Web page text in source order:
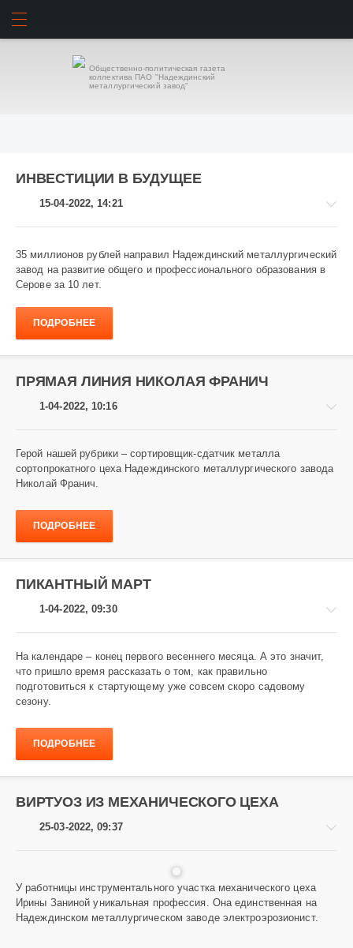
Общественно-политическая газета
коллектива ПАО "Надеждинский
металлургический завод"
ИНВЕСТИЦИИ В БУДУЩЕЕ
15-04-2022, 14:21
Завод
и
заводчане
875
35 миллионов рублей направил Надеждинский металлургический
завод на развитие общего и профессионального образования в
Серове за 10 лет.
ПОДРОБНЕЕ
ПРЯМАЯ ЛИНИЯ НИКОЛАЯ ФРАНИЧ
1-04-2022, 10:16
Завод
и
заводчане
787
Герой нашей рубрики – сортировщик-сдатчик металла
сортопрокатного цеха Надеждинского металлургического завода
Николай Франич.
ПОДРОБНЕЕ
ПИКАНТНЫЙ МАРТ
1-04-2022, 09:30
и
заводчане
2
364
На календаре – конец первого весеннего месяца. А это значит,
что пришло время рассказать о том, как правильно
подготовиться к стартующему уже совсем скоро садовому
сезону.
ПОДРОБНЕЕ
ВИРТУОЗ ИЗ МЕХАНИЧЕСКОГО ЦЕХА
25-03-2022, 09:37
Завод
У работницы инструментального участка механического цеха
Ирины Заниной уникальная профессия. Она единственная на
Надеждинском металлургическом заводе электроэрозионист.